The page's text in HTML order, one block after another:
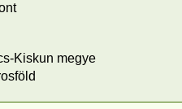
Kiskun megye